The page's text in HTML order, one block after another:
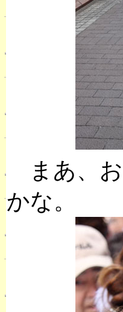
まあ、お
かな。